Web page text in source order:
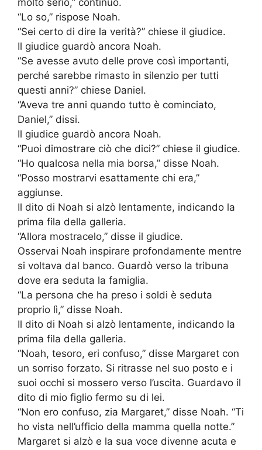
molto serio,” continuò.
“Lo so,” rispose Noah.
“Sei certo di dire la verità?” chiese il giudice.
Il giudice guardò ancora Noah.
“Se avesse avuto delle prove così importanti,
perché sarebbe rimasto in silenzio per tutti
questi anni?” chiese Daniel.
“Aveva tre anni quando tutto è cominciato,
Daniel,” dissi.
Il giudice guardò ancora Noah.
“Puoi dimostrare ciò che dici?” chiese il giudice.
“Ho qualcosa nella mia borsa,” disse Noah.
“Posso mostrarvi esattamente chi era,”
aggiunse.
Il dito di Noah si alzò lentamente, indicando la
prima fila della galleria.
“Allora mostracelo,” disse il giudice.
Osservai Noah inspirare profondamente mentre
si voltava dal banco. Guardò verso la tribuna
dove era seduta la famiglia.
“La persona che ha preso i soldi è seduta
proprio lì,” disse Noah.
Il dito di Noah si alzò lentamente, indicando la
prima fila della galleria.
“Noah, tesoro, eri confuso,” disse Margaret con
un sorriso forzato. Si ritrasse nel suo posto e i
suoi occhi si mossero verso l’uscita. Guardavo il
dito di mio figlio fermo su di lei.
“Non ero confuso, zia Margaret,” disse Noah. “Ti
ho vista nell’ufficio della mamma quella notte.”
Margaret si alzò e la sua voce divenne acuta e